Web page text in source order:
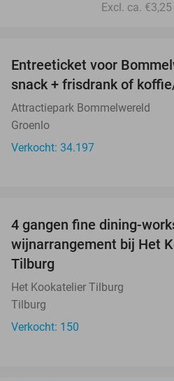
Excl. ca.
Entreeticket voor
snack + frisdrank of
Attractiepark Bommelwereld
Groenlo
Verkocht: 34.197
4 gangen fine dining-
wijnarrangement bij Het
Tilburg
Het Kookatelier Tilburg
Tilburg
Verkocht: 150